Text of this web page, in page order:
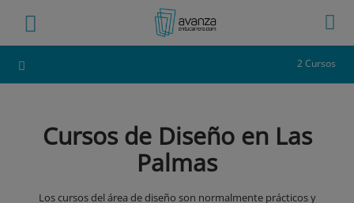
2 Cursos
Cursos de Diseño en Las
Palmas
Los cursos del área de diseño son normalmente prácticos y